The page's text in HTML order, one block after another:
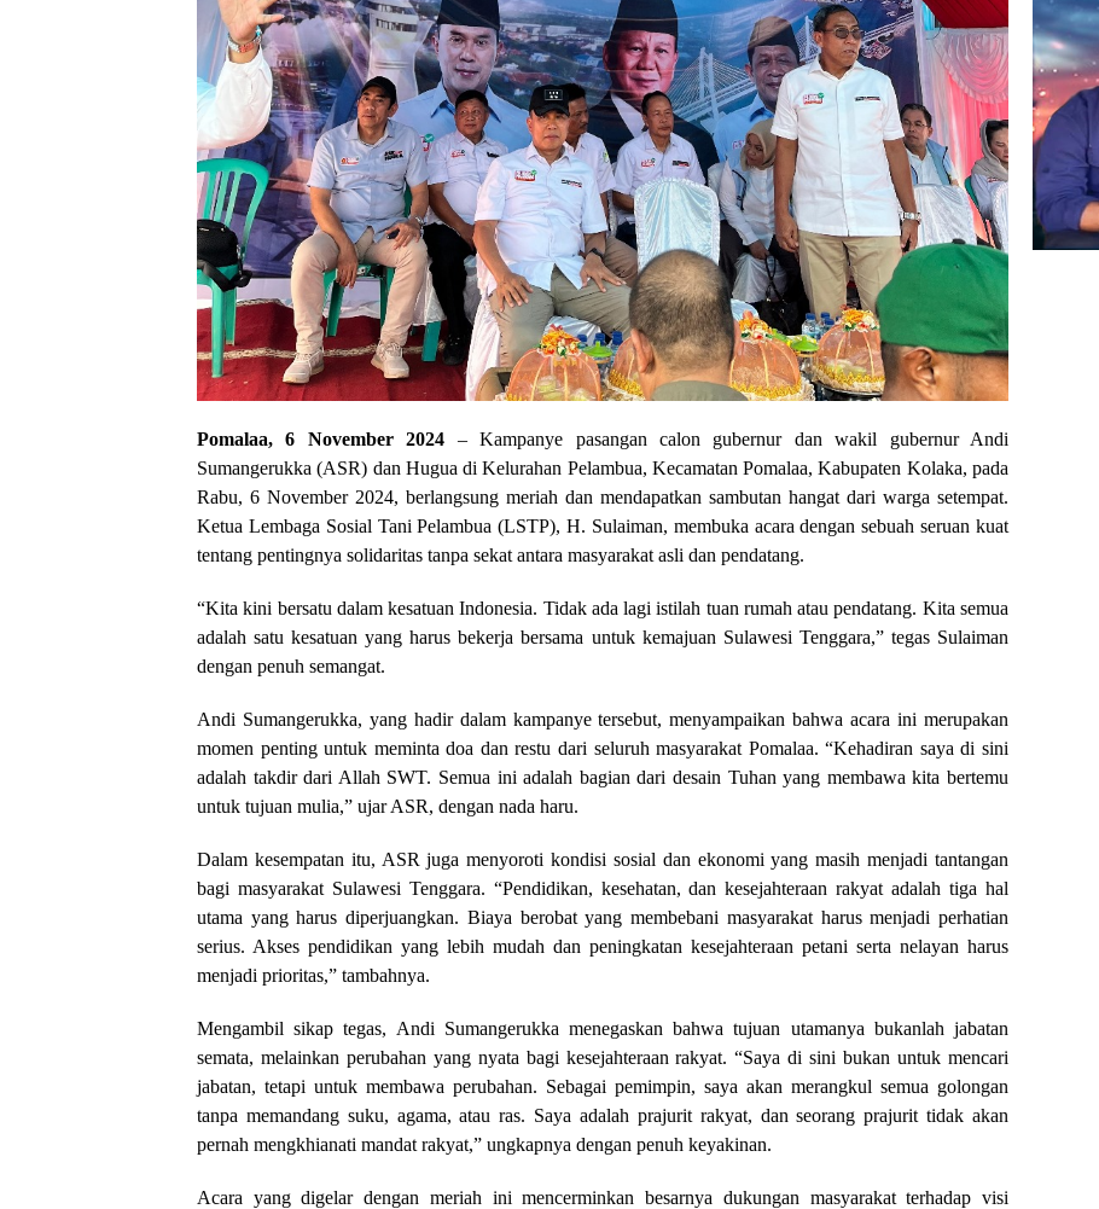
Pomalaa, 6 November 2024 – Kampanye pasangan calon gubernur dan wakil gubernur Andi
Sumangerukka (ASR) dan Hugua di Kelurahan Pelambua, Kecamatan Pomalaa, Kabupaten Kolaka, pada
Rabu, 6 November 2024, berlangsung meriah dan mendapatkan sambutan hangat dari warga setempat.
Ketua Lembaga Sosial Tani Pelambua (LSTP), H. Sulaiman, membuka acara dengan sebuah seruan kuat
tentang pentingnya solidaritas tanpa sekat antara masyarakat asli dan pendatang.
“Kita kini bersatu dalam kesatuan Indonesia. Tidak ada lagi istilah tuan rumah atau pendatang. Kita semua
adalah satu kesatuan yang harus bekerja bersama untuk kemajuan Sulawesi Tenggara,” tegas Sulaiman
dengan penuh semangat.
Andi Sumangerukka, yang hadir dalam kampanye tersebut, menyampaikan bahwa acara ini merupakan
momen penting untuk meminta doa dan restu dari seluruh masyarakat Pomalaa. “Kehadiran saya di sini
adalah takdir dari Allah SWT. Semua ini adalah bagian dari desain Tuhan yang membawa kita bertemu
untuk tujuan mulia,” ujar ASR, dengan nada haru.
Dalam kesempatan itu, ASR juga menyoroti kondisi sosial dan ekonomi yang masih menjadi tantangan
bagi masyarakat Sulawesi Tenggara. “Pendidikan, kesehatan, dan kesejahteraan rakyat adalah tiga hal
utama yang harus diperjuangkan. Biaya berobat yang membebani masyarakat harus menjadi perhatian
serius. Akses pendidikan yang lebih mudah dan peningkatan kesejahteraan petani serta nelayan harus
menjadi prioritas,” tambahnya.
Mengambil sikap tegas, Andi Sumangerukka menegaskan bahwa tujuan utamanya bukanlah jabatan
semata, melainkan perubahan yang nyata bagi kesejahteraan rakyat. “Saya di sini bukan untuk mencari
jabatan, tetapi untuk membawa perubahan. Sebagai pemimpin, saya akan merangkul semua golongan
tanpa memandang suku, agama, atau ras. Saya adalah prajurit rakyat, dan seorang prajurit tidak akan
pernah mengkhianati mandat rakyat,” ungkapnya dengan penuh keyakinan.
Acara yang digelar dengan meriah ini mencerminkan besarnya dukungan masyarakat terhadap visi